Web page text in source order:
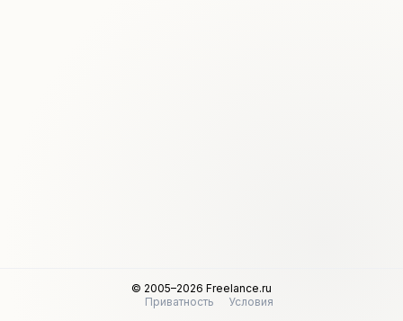
© 2005–2026 Freelance.ru
Приватность
Условия